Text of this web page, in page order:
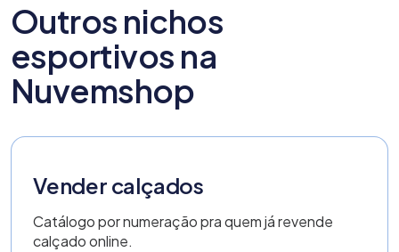
Outros nichos
esportivos na
Nuvemshop
Vender calçados
Catálogo por numeração pra quem já revende
calçado online.